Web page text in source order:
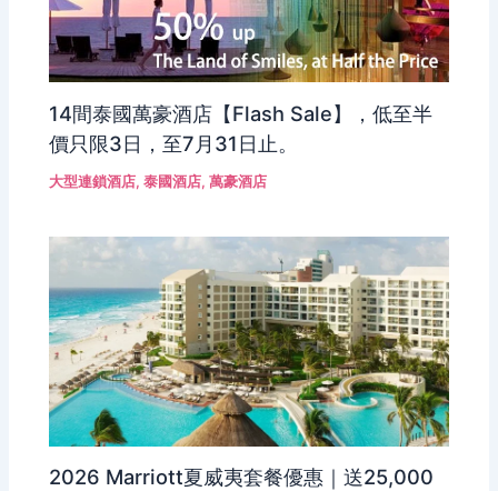
14間泰國萬豪酒店【Flash Sale】，低至半
價只限3日，至7月31日止。
大型連鎖酒店,泰國酒店,萬豪酒店
2026 Marriott夏威夷套餐優惠｜送25,000